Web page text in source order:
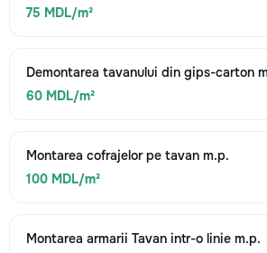
75 MDL/m²
Demontarea tavanului din gips-carton
60 MDL/m²
Montarea cofrajelor pe tavan m.p.
100 MDL/m²
Montarea armarii Tavan intr-o linie m.p.